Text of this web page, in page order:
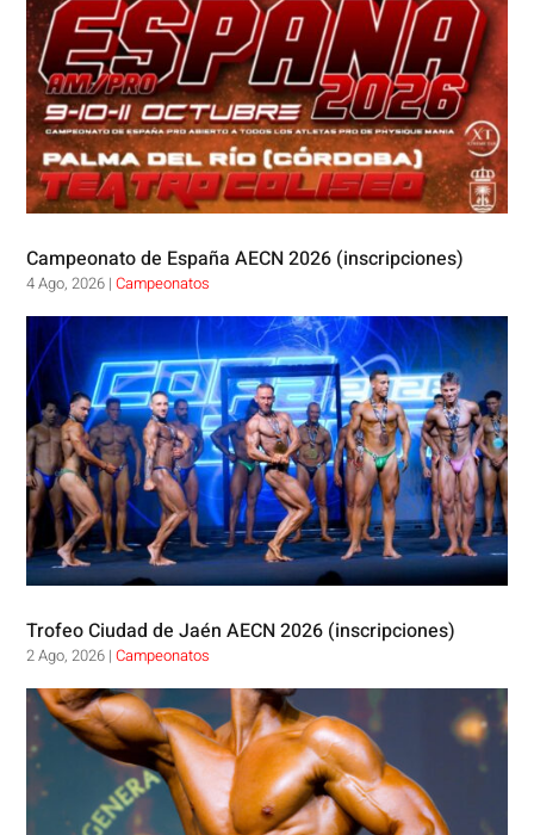
Campeonato de España AECN 2026 (inscripciones)
4 Ago, 2026 |Campeonatos
Trofeo Ciudad de Jaén AECN 2026 (inscripciones)
2 Ago, 2026 |Campeonatos